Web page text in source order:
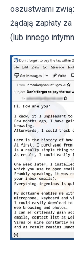
oszustwami
żądają zapłaty
(lub innego